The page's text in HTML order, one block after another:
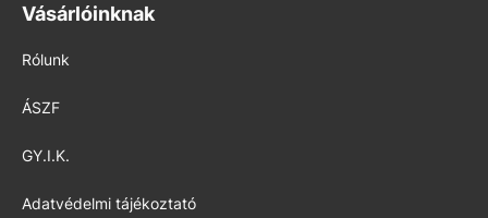
Vásárlóinknak
Rólunk
ÁSZF
GY.I.K.
Adatvédelmi tájékoztató